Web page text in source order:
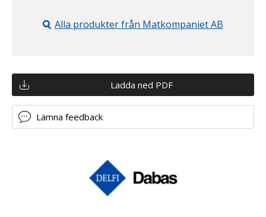
Alla produkter från Matkompaniet AB
Ladda ned PDF
Lämna feedback